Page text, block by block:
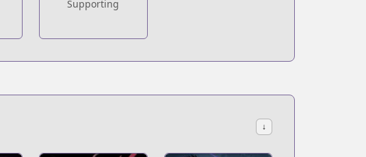
Supporting
↓